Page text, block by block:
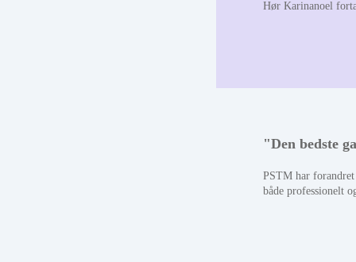
Hør Karinanoel
"Den bedste
PSTM har
både professionelt